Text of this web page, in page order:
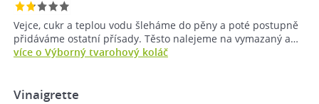
Vejce, cukr a teplou vodu šleháme do pěny a poté postupně
přidáváme ostatní přísady. Těsto nalejeme na vymazaný a…
více o Výborný tvarohový koláč
Vinaigrette